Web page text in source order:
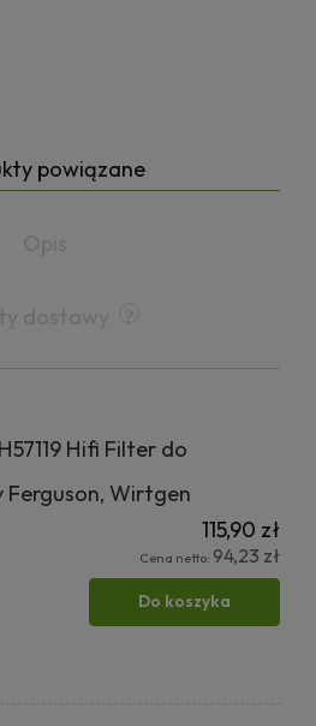
powiązane
Hifi Filter do
Ferguson, Wirtgen
115,90 zł
Cena netto: 94,23 zł
Do koszyka